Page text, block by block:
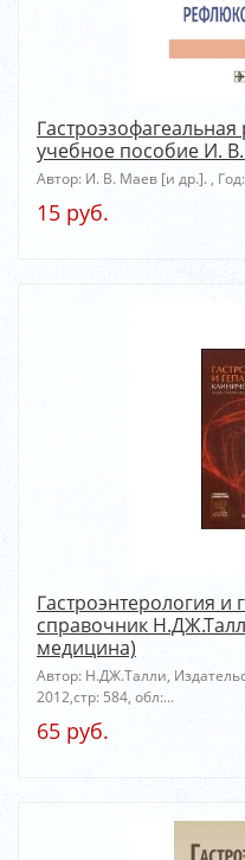
учебное пособие И.
Автор: И. В. Маев [и др.]. ,
15 руб.
Гастроэнтерология и
справочник
медицина)
Автор: Н.ДЖ.Талли,
2012,стр: 584, обл:...
65 руб.